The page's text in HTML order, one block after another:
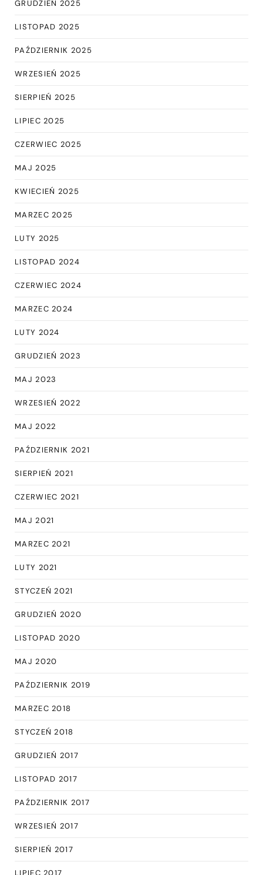
GRUDZIEŃ 2025
LISTOPAD 2025
PAŹDZIERNIK 2025
WRZESIEŃ 2025
SIERPIEŃ 2025
LIPIEC 2025
CZERWIEC 2025
MAJ 2025
KWIECIEŃ 2025
MARZEC 2025
LUTY 2025
LISTOPAD 2024
CZERWIEC 2024
MARZEC 2024
LUTY 2024
GRUDZIEŃ 2023
MAJ 2023
WRZESIEŃ 2022
MAJ 2022
PAŹDZIERNIK 2021
SIERPIEŃ 2021
CZERWIEC 2021
MAJ 2021
MARZEC 2021
LUTY 2021
STYCZEŃ 2021
GRUDZIEŃ 2020
LISTOPAD 2020
MAJ 2020
PAŹDZIERNIK 2019
MARZEC 2018
STYCZEŃ 2018
GRUDZIEŃ 2017
LISTOPAD 2017
PAŹDZIERNIK 2017
WRZESIEŃ 2017
SIERPIEŃ 2017